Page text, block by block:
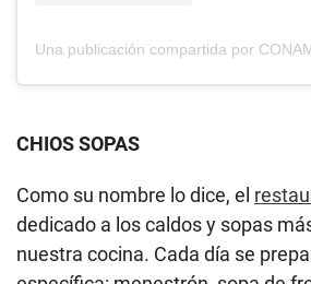
CHIOS SOPAS
Como su nombre lo dice, el
dedicado a los caldos y sopas
nuestra cocina. Cada día se